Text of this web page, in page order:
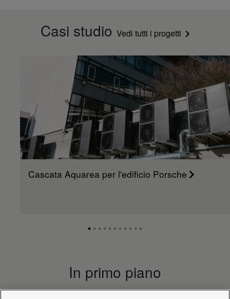
Casi studio Vedi tutti i progetti
Cascata Aquarea per l'edificio Porsche
In primo piano